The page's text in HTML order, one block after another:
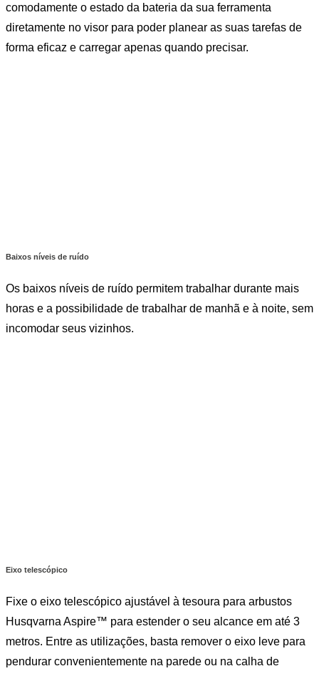
comodamente o estado da bateria da sua ferramenta
diretamente no visor para poder planear as suas tarefas de
forma eficaz e carregar apenas quando precisar.
Baixos níveis de ruído
Os baixos níveis de ruído permitem trabalhar durante mais
horas e a possibilidade de trabalhar de manhã e à noite, sem
incomodar seus vizinhos.
Eixo telescópico
Fixe o eixo telescópico ajustável à tesoura para arbustos
Husqvarna Aspire™ para estender o seu alcance em até 3
metros. Entre as utilizações, basta remover o eixo leve para
pendurar convenientemente na parede ou na calha de